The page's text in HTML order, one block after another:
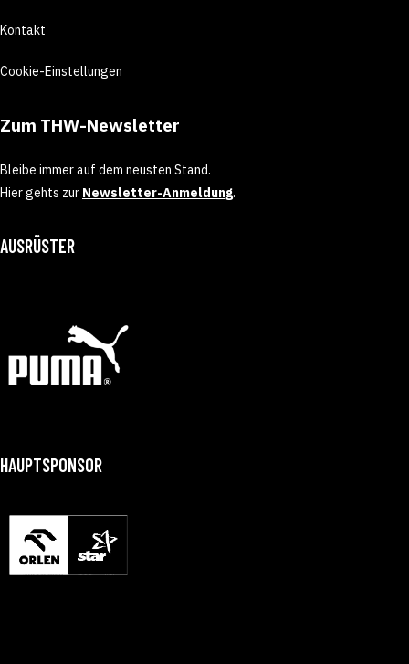
Kontakt
Cookie-Einstellungen
Zum THW-Newsletter
Bleibe immer auf dem neusten Stand.
Hier gehts zur Newsletter-Anmeldung.
AUSRÜSTER
HAUPTSPONSOR